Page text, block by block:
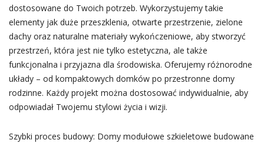
dostosowane do Twoich potrzeb. Wykorzystujemy takie
elementy jak duże przeszklenia, otwarte przestrzenie, zielone
dachy oraz naturalne materiały wykończeniowe, aby stworzyć
przestrzeń, która jest nie tylko estetyczna, ale także
funkcjonalna i przyjazna dla środowiska. Oferujemy różnorodne
układy – od kompaktowych domków po przestronne domy
rodzinne. Każdy projekt można dostosować indywidualnie, aby
odpowiadał Twojemu stylowi życia i wizji.
Szybki proces budowy: Domy modułowe szkieletowe budowane